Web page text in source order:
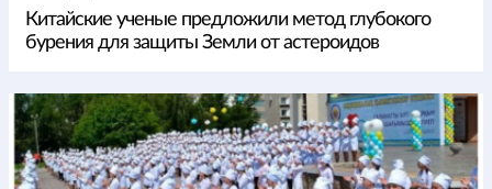
Китайские ученые предложили метод глубокого
бурения для защиты Земли от астероидов